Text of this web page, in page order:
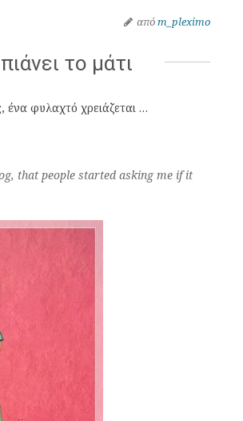
απόm_pleximo
το μάτι
ένα φυλαχτό χρειάζεται …
that people started asking me if it